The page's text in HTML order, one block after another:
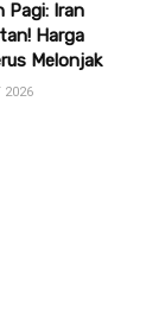
Pagi: Iran
Harga
Melonjak
2026